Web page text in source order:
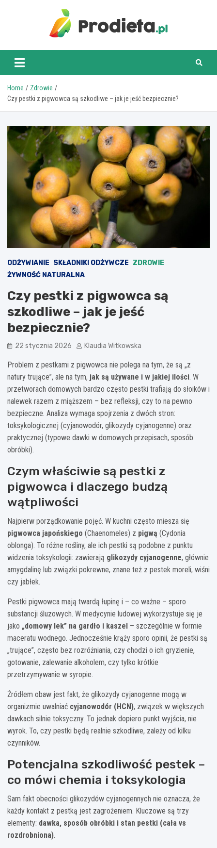
prodieta.pl
Home
Zdrowie
Czy pestki z pigwowca są szkodliwe – jak je jeść bezpiecznie?
ODŻYWIANIE SKŁADNIKI ODŻYWCZE ZDROWIE
ŻYWNOŚĆ NATURALNA
Czy pestki z pigwowca są
szkodliwe – jak je jeść
bezpiecznie?
22 stycznia 2026 Klaudia Witkowska
Problem z pestkami z pigwowca nie polega na tym, że są „z
natury trujące”, ale na tym, jak są używane i w jakiej ilości. W
przetworach domowych bardzo często pestki trafiają do słoików i
nalewek razem z miąższem – bez refleksji, czy to na pewno
bezpieczne. Analiza wymaga spojrzenia z dwóch stron:
toksykologicznej (cyjanowodór, glikozydy cyjanogenne) oraz
praktycznej (typowe dawki w domowych przepisach, sposób
obróbki).
Czym właściwie są pestki z
pigwowca i dlaczego budzą
wątpliwości
Najpierw porządkowanie pojęć. W kuchni często miesza się
pigwowca japońskiego (Chaenomeles) z pigwą (Cydonia
oblonga). To różne rośliny, ale ich pestki są podobne z punktu
widzenia toksykologii: zawierają glikozydy cyjanogenne, głównie
amygdalinę lub związki pokrewne, znane też z pestek moreli, wiśni
czy jabłek.
Pestki pigwowca mają twardą łupinę i – co ważne – sporo
substancji śluzowych. W medycynie ludowej wykorzystuje się je
jako „domowy lek” na gardło i kaszel – szczególnie w formie
maceratu wodnego. Jednocześnie krąży sporo opinii, że pestki są
„trujące”, często bez rozróżniania, czy chodzi o ich gryzienie,
gotowanie, zalewanie alkoholem, czy tylko krótkie
przetrzymywanie w syropie.
Źródłem obaw jest fakt, że glikozydy cyjanogenne mogą w
organizmie uwalniać cyjanowodór (HCN), związek w większych
dawkach silnie toksyczny. To jednak dopiero punkt wyjścia, nie
wyrok. To, czy pestki będą realnie szkodliwe, zależy od kilku
czynników.
Potencjalna szkodliwość pestek –
co mówi chemia i toksykologia
Sam fakt obecności glikozydów cyjanogennych nie oznacza, że
każdy kontakt z pestką jest zagrożeniem. Kluczowe są trzy
elementy: dawka, sposób obróbki i stan pestki (cała vs
rozdrobniona).